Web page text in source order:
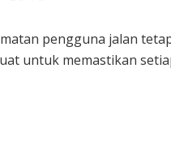
pengguna jalan
untuk memastikan